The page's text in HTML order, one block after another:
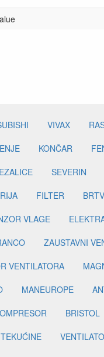
VIVAX
KONČAR
SEVERIN
FILTER
VLAGE
ZAUSTAVNI
VENTILATORA
MANEUROPE
BRISTOL